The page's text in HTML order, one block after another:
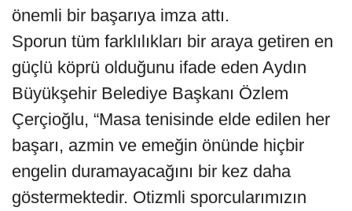
önemli bir başarıya imza attı.
Sporun tüm farklılıkları bir araya getiren en
güçlü köprü olduğunu ifade eden Aydın
Büyükşehir Belediye Başkanı Özlem
Çerçioğlu, “Masa tenisinde elde edilen her
başarı, azmin ve emeğin önünde hiçbir
engelin duramayacağını bir kez daha
göstermektedir. Otizmli sporcularımızın